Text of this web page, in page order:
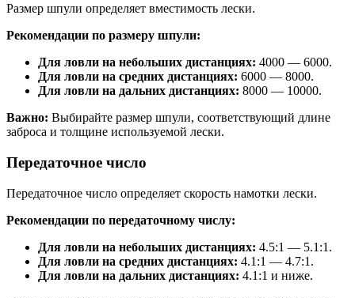
Размер шпули определяет вместимость лески.
Рекомендации по размеру шпули:
Для ловли на небольших дистанциях: 4000 — 6000.
Для ловли на средних дистанциях: 6000 — 8000.
Для ловли на дальних дистанциях: 8000 — 10000.
Важно: Выбирайте размер шпули, соответствующий длине
заброса и толщине используемой лески.
Передаточное число
Передаточное число определяет скорость намотки лески.
Рекомендации по передаточному числу:
Для ловли на небольших дистанциях: 4.5:1 — 5.1:1.
Для ловли на средних дистанциях: 4.1:1 — 4.7:1.
Для ловли на дальних дистанциях: 4.1:1 и ниже.